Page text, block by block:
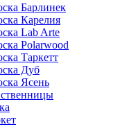
Барлинек
Карелия
Lab Arte
Polarwood
Таркетт
Дуб
Ясень